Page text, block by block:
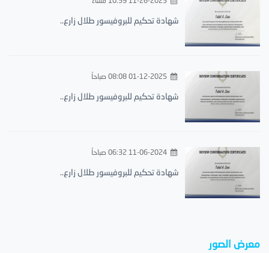
شهادة تحكيم للبروفيسور طلال زارع..
01-12-2025 08:08 صباحاً
شهادة تحكيم للبروفيسور طلال زارع..
11-06-2024 06:32 صباحاً
شهادة تحكيم للبروفيسور طلال زارع..
معرض الصور